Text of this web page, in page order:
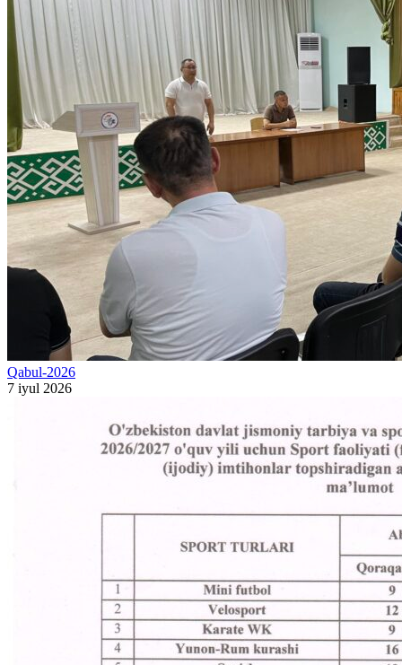
Qabul-2026
7 iyul 2026